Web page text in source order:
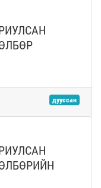
дууссан